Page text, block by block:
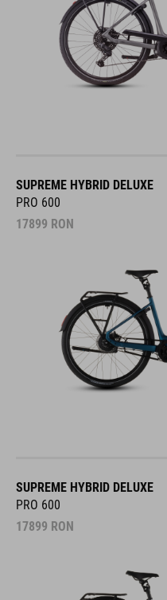
SUPREME HYBRID DELUXE
PRO 600
17899 RON
SUPREME HYBRID DELUXE
PRO 600
17899 RON